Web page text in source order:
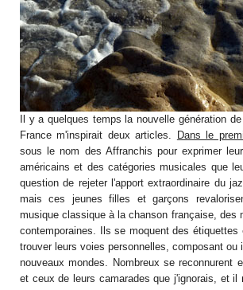
Il y a quelques temps la nouvelle génération
France m'inspirait deux articles.
Dans le
sous le nom des Affranchis pour exprimer
américains et des catégories musicales que
question de rejeter l'apport extraordinaire du
mais ces jeunes filles et garçons
musique classique à la chanson française, des
contemporaines. Ils se moquent des
trouver leurs voies personnelles, composant
nouveaux mondes. Nombreux se reconnurent
et ceux de leurs camarades que j'ignorais, et il